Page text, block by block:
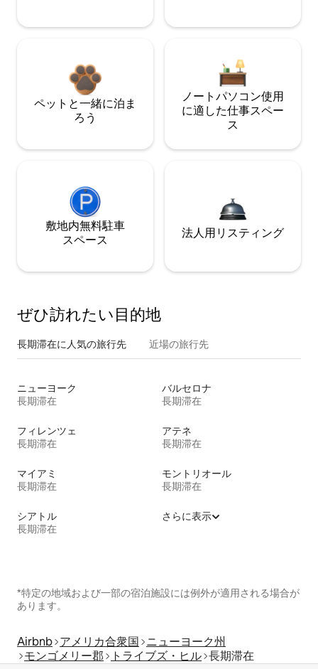
ペットと一緒に泊ま
ろう
ノートパソコン使用
に適した仕事スペー
ス
敷地内無料駐⁠車
ス⁠ペ⁠ー⁠ス
法人用リスティング
ぜひ訪⁠れ⁠た⁠い目⁠的⁠地
長期滞在に人気の旅行先 近場の旅行先
ニューヨーク
長期滞在
バルセロナ
長期滞在
フィレンツェ
長期滞在
アテネ
長期滞在
マイアミ
長期滞在
モントリオール
長期滞在
シアトル
長期滞在
さらに表示
*特定の地域および一部の宿泊施設には例外が適用される場合が
あります。
Airbnb アメリカ合衆国 ニューヨーク州
モンゴメリー郡
トライブズ・ヒル 長期滞在